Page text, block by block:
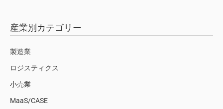
産業別カテゴリー
製造業
ロジスティクス
小売業
MaaS/CASE